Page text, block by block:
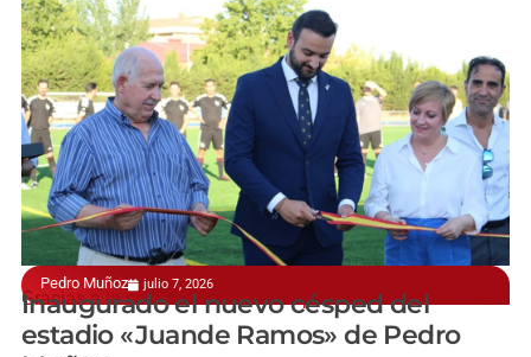
Pedro Muñoz julio 7, 2026
Gracias a la colaboración de la Diputación de Ciudad Real
Inaugurado el nuevo césped del
estadio «Juande Ramos» de Pedro